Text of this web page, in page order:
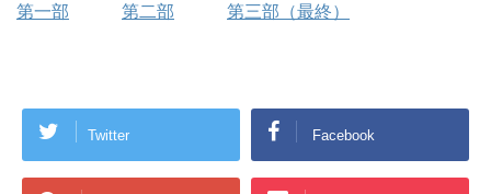
第一部 第二部 第三部（最終）
Twitter Facebook